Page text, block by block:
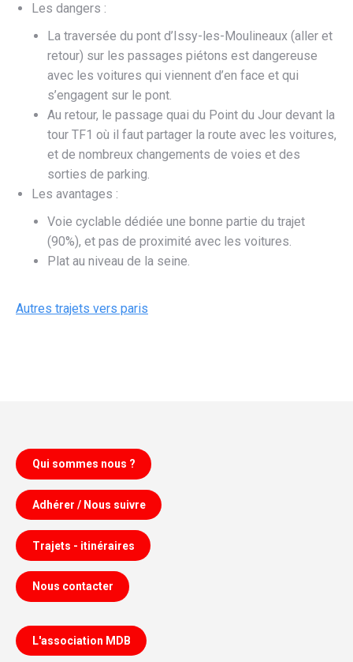
Les dangers :
​La traversée du pont d’Issy-les-Moulineaux (aller et
retour) sur les passages piétons est dangereuse
avec les voitures qui viennent d’en face et qui
s’engagent sur le pont.​
Au retour, le passage quai du Point du Jour devant la
tour TF1 où il faut partager la route avec les voitures,
et de nombreux changements de voies et des
sorties de parking.
Les avantages :
Voie cyclable dédiée une bonne partie du trajet
(90%), et pas de proximité avec les voitures.​
Plat au niveau de la seine.
Autres trajets vers paris
Qui sommes nous ?
Adhérer / Nous suivre
Trajets - itinéraires
Nous contacter
L'association MDB